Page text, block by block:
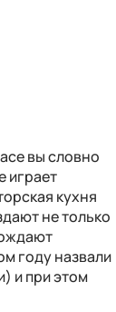
вы словно
играет
кухня
не только
году назвали
и при этом